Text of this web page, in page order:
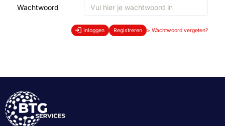
Wachtwoord
Inloggen Registreren > Wachtwoord vergeten?